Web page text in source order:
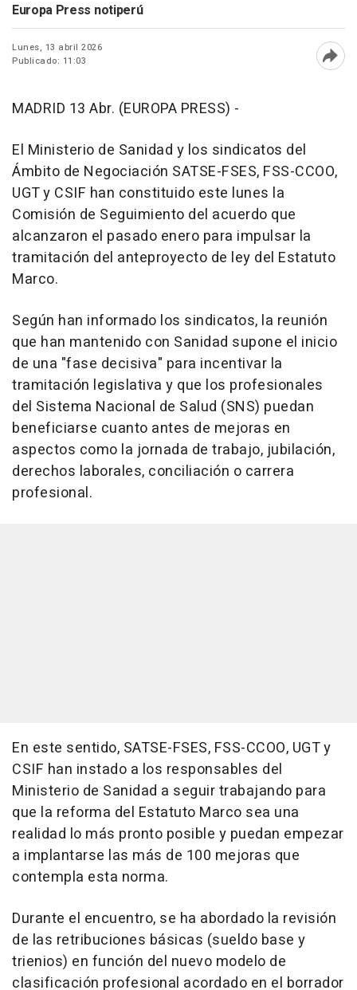
Europa Press notiperú
Lunes, 13 abril 2026
Publicado: 11:03
MADRID 13 Abr. (EUROPA PRESS) -
El Ministerio de Sanidad y los sindicatos del
Ámbito de Negociación SATSE-FSES, FSS-CCOO,
UGT y CSIF han constituido este lunes la
Comisión de Seguimiento del acuerdo que
alcanzaron el pasado enero para impulsar la
tramitación del anteproyecto de ley del Estatuto
Marco.
Según han informado los sindicatos, la reunión
que han mantenido con Sanidad supone el inicio
de una "fase decisiva" para incentivar la
tramitación legislativa y que los profesionales
del Sistema Nacional de Salud (SNS) puedan
beneficiarse cuanto antes de mejoras en
aspectos como la jornada de trabajo, jubilación,
derechos laborales, conciliación o carrera
profesional.
En este sentido, SATSE-FSES, FSS-CCOO, UGT y
CSIF han instado a los responsables del
Ministerio de Sanidad a seguir trabajando para
que la reforma del Estatuto Marco sea una
realidad lo más pronto posible y puedan empezar
a implantarse las más de 100 mejoras que
contempla esta norma.
Durante el encuentro, se ha abordado la revisión
de las retribuciones básicas (sueldo base y
trienios) en función del nuevo modelo de
clasificación profesional acordado en el borrador